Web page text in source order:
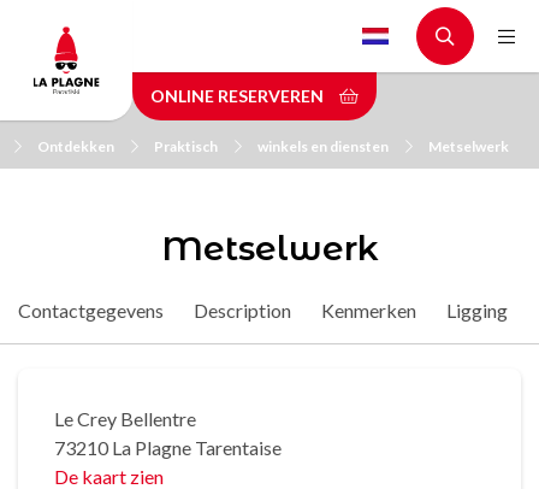
main
content
ONLINE RESERVEREN
Ontdekken Praktisch winkels en diensten Metselwerk
Metselwerk
Contactgegevens Description Kenmerken Ligging
Le Crey Bellentre
73210 La Plagne Tarentaise
De kaart zien